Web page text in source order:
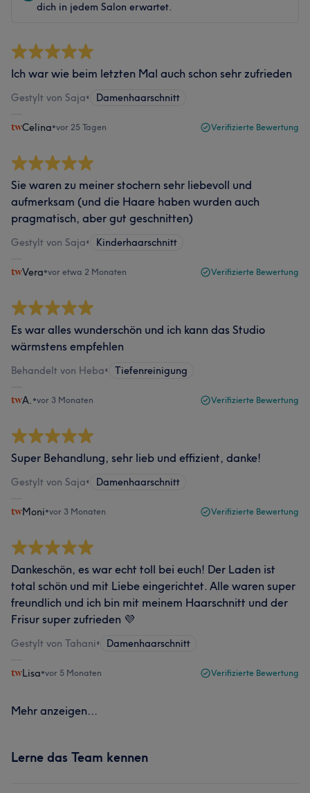
dich in jedem Salon erwartet.
Ich war wie beim letzten Mal auch schon sehr zufrieden
Gestylt von Saja• Damenhaarschnitt
Celina•vor 25 Tagen Verifizierte Bewertung
Sie waren zu meiner stochern sehr liebevoll und
aufmerksam (und die Haare haben wurden auch
pragmatisch, aber gut geschnitten)
Gestylt von Saja• Kinderhaarschnitt
Vera•vor etwa 2 Monaten Verifizierte Bewertung
Es war alles wunderschön und ich kann das Studio
wärmstens empfehlen
Behandelt von Heba• Tiefenreinigung
A. •vor 3 Monaten Verifizierte Bewertung
Super Behandlung, sehr lieb und effizient, danke!
Gestylt von Saja• Damenhaarschnitt
Moni•vor 3 Monaten Verifizierte Bewertung
Dankeschön, es war echt toll bei euch! Der Laden ist
total schön und mit Liebe eingerichtet. Alle waren super
freundlich und ich bin mit meinem Haarschnitt und der
Frisur super zufrieden 💜
Gestylt von Tahani• Damenhaarschnitt
Lisa•vor 5 Monaten Verifizierte Bewertung
Mehr anzeigen...
Lerne das Team kennen